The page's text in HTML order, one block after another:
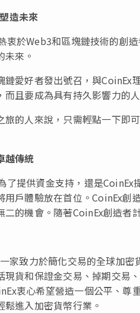
造未來
衷於Web3和區塊鏈技術的創
來。
鏈愛好者發出號召，與
且要成為具有持久影響力的人
的人來說，只需輕點一下即
越傳統
了提供資金支持，還是
用戶體驗放在首位。CoinEx
的機會。隨著CoinEx創造者
家致力於簡化交易的全球加
現貨和保證金交易、掉期交易
衷心希望營造一個公平、尊
進入加密貨幣行業。